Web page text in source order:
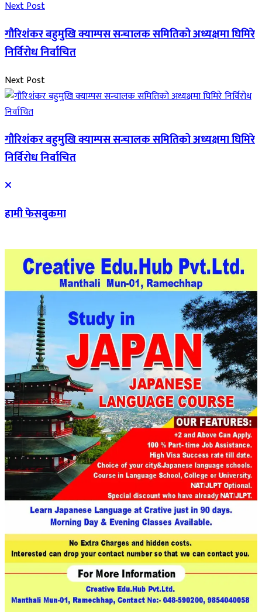
Next Post
गौरिशंकर बहुमुखि क्याम्पस सन्चालक समितिको अध्यक्षमा घिमिरे
निर्विरोध निर्वाचित
Next Post
गौरिशंकर बहुमुखि क्याम्पस सन्चालक समितिको अध्यक्षमा घिमिरे
निर्विरोध निर्वाचित
हामी फेसबुकमा